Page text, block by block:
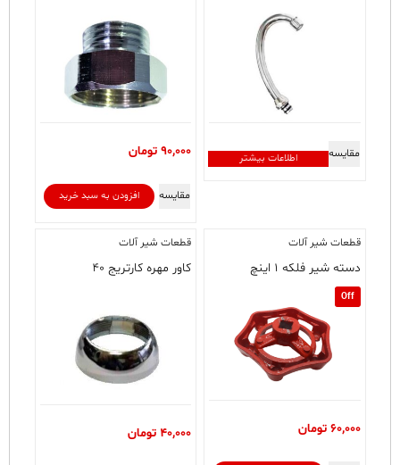
اطلاعات بیشتر مقایسه 90,000 تومان
افزودن به سبد خرید مقایسه
قطعات شیر آلات
دسته شیر فلکه ۱ اینچ
Off
60,000 تومان
قطعات شیر آلات
کاور مهره کارتریج ۴۰
40,000 تومان